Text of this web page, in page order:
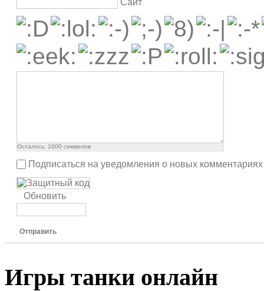
Сайт
Осталось: 1000 символов
Подписаться на уведомления о новых комментариях
Обновить
Отправить
Игры танки онлайн